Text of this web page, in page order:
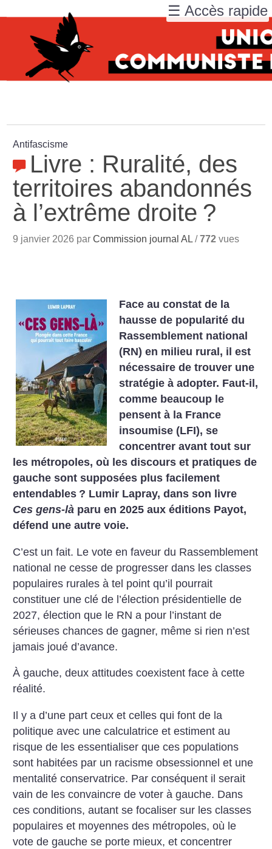
Antifascisme
Livre : Ruralité, des
territoires abandonnés
à l’extrême droite ?
9 janvier 2026 parCommission journal AL /772 vues
Face au constat de la
hausse de popularité du
Rassemblement national
(RN) en milieu rural, il est
nécessaire de trouver une
stratégie à adopter. Faut-il,
comme beaucoup le
pensent à la France
insoumise (LFI), se
concentrer avant tout sur
les métropoles, où les discours et pratiques de
gauche sont supposées plus facilement
entendables ? Lumir Lapray, dans son livre
Ces gens-là paru en 2025 aux éditions Payot,
défend une autre voie.
C’est un fait. Le vote en faveur du Rassemblement
national ne cesse de progresser dans les classes
populaires rurales à tel point qu’il pourrait
constituer une clé de l’élection présidentielle de
2027, élection que le RN a pour l’instant de
sérieuses chances de gagner, même si rien n’est
jamais joué d’avance.
À gauche, deux attitudes coexistent face à cette
réalité.
Il y a d’une part ceux et celles qui font de la
politique avec une calculatrice et estiment au
risque de les essentialiser que ces populations
sont habitées par un racisme obsessionnel et une
mentalité conservatrice. Par conséquent il serait
vain de les convaincre de voter à gauche. Dans
ces conditions, autant se focaliser sur les classes
populaires et moyennes des métropoles, où le
vote de gauche se porte mieux, et concentrer
☰ Accès rapide